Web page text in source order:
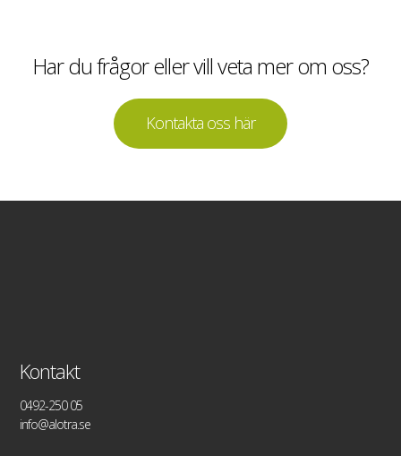
Har du frågor eller vill veta mer om oss?
Kontakta oss här
Kontakt
0492-250 05
info@alotra.se